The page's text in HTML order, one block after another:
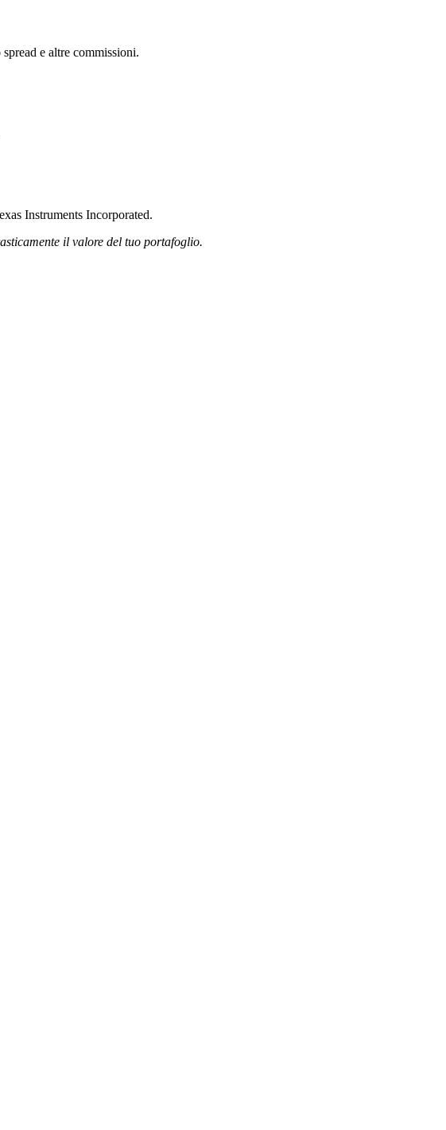
e altre commissioni.
Instruments Incorporated.
il valore del tuo portafoglio.